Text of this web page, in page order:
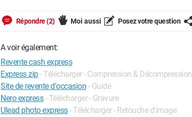
Répondre (2) Moi aussi Posez votre question
A voir également:
Revente cash express
Express zip- Télécharger - Compression & Décompression
Site de revente d'occasion - Guide
Nero express - Télécharger - Gravure
Ulead photo express- Télécharger - Retouche d'image